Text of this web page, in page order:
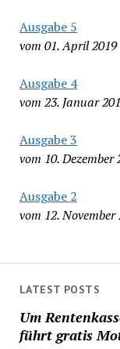
Ausgabe 5
vom 01. April 2019
Ausgabe 4
vom 23. Januar
Ausgabe 3
vom 10. Dezember
Ausgabe 2
vom 12. November
LATEST POSTS
Um
führt gratis